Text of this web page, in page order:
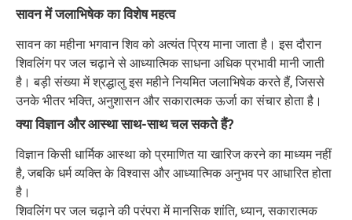
सावन में जलाभिषेक का विशेष महत्व
सावन का महीना भगवान शिव को अत्यंत प्रिय माना जाता है। इस दौरान
शिवलिंग पर जल चढ़ाने से आध्यात्मिक साधना अधिक प्रभावी मानी जाती
है। बड़ी संख्या में श्रद्धालु इस महीने नियमित जलाभिषेक करते हैं, जिससे
उनके भीतर भक्ति, अनुशासन और सकारात्मक ऊर्जा का संचार होता है।
क्या विज्ञान और आस्था साथ-साथ चल सकते हैं?
विज्ञान किसी धार्मिक आस्था को प्रमाणित या खारिज करने का माध्यम नहीं
है, जबकि धर्म व्यक्ति के विश्वास और आध्यात्मिक अनुभव पर आधारित होता
है।
शिवलिंग पर जल चढ़ाने की परंपरा में मानसिक शांति, ध्यान, सकारात्मक